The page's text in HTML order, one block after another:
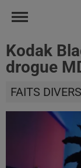
Kodak
drogue
FAITS DIVERS